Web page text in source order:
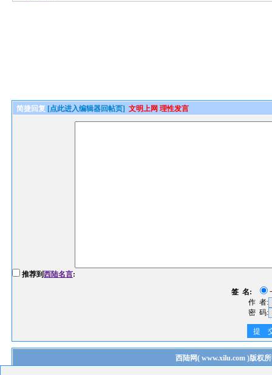
简捷回复 [点此进入编辑器回帖页] 文明上网 理性发言
推荐到西陆名言:
签 名:
作 者:
密 码:
提
西陆网( www.xilu.com)版权